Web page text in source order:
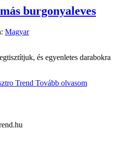
burgonyaleves
Magyar
és egyenletes darabokra
Trend Tovább olvasom